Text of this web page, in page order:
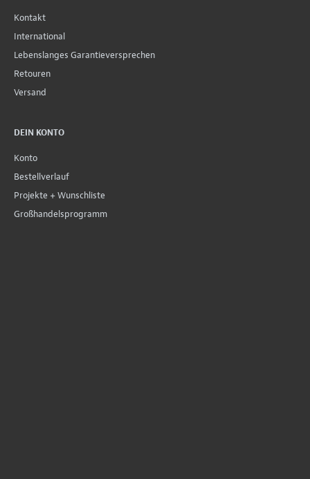
Kontakt
International
Lebenslanges Garantieversprechen
Retouren
Versand
DEIN KONTO
Konto
Bestellverlauf
Projekte + Wunschliste
Großhandelsprogramm